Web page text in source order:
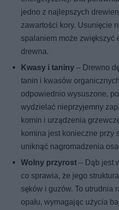
jedno z najlepszych
zawartości kory. Usunięcie
spalaniem może zwiększyć
drewna.
Kwasy i taniny – Drewno
tanin i kwasów
odpowiednio wysuszone,
wydzielać nieprzyjemny
komin i urządzenia
komina jest konieczne przy
uniknąć nagromadzenia
Wolny przyrost – Dąb jest
co sprawia, że jego
sęków i guzów. To utrudnia
opału, wymagając użycia